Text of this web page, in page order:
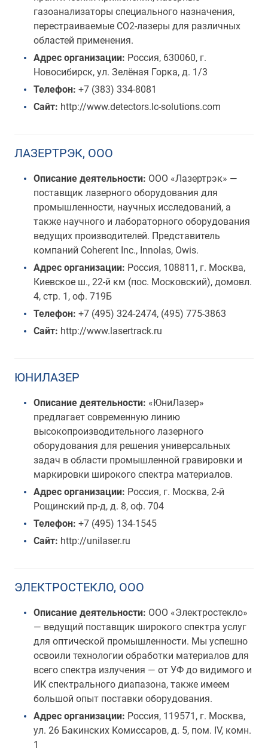
газоанализаторы специального назначения,
перестраиваемые СО2-лазеры для различных
областей применения.
Адрес организации: Россия, 630060, г.
Новосибирск, ул. Зелёная Горка, д. 1/3
Телефон: +7 (383) 334-8081
Сайт: http://www.detectors.lc-solutions.com
ЛАЗЕРТРЭК, ООО
Описание деятельности: ООО «Лазертрэк» —
поставщик лазерного оборудования для
промышленности, научных исследований, а
также научного и лабораторного оборудования
ведущих производителей. Представитель
компаний Coherent Inc., Innolas, Owis.
Адрес организации: Россия, 108811, г. Москва,
Киевское ш., 22-й км (пос. Московский), домовл.
4, стр. 1, оф. 719Б
Телефон: +7 (495) 324-2474, (495) 775-3863
Сайт: http://www.lasertrack.ru
ЮНИЛАЗЕР
Описание деятельности: «ЮниЛазер»
предлагает современную линию
высокопроизводительного лазерного
оборудования для решения универсальных
задач в области промышленной гравировки и
маркировки широкого спектра материалов.
Адрес организации: Россия, г. Москва, 2-й
Рощинский пр-д, д. 8, оф. 704
Телефон: +7 (495) 134-1545
Сайт: http://unilaser.ru
ЭЛЕКТРОСТЕКЛО, ООО
Описание деятельности: ООО «Электростекло»
— ведущий поставщик широкого спектра услуг
для оптической промышленности. Мы успешно
освоили технологии обработки материалов для
всего спектра излучения — от УФ до видимого и
ИК спектрального диапазона, также имеем
большой опыт поставки оборудования.
Адрес организации: Россия, 119571, г. Москва,
ул. 26 Бакинских Комиссаров, д. 5, пом. IV, комн.
1